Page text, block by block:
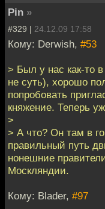
Pin »
#329 | 24.12.09 17:58
Кому: Derwish, #53
> Был у нас как-то
не суть), хорошо
попробовать
княжение. Теперь
>
> А что? Он там в
правильный путь
нонешние
Москляндии.
Кому: Blader, #97